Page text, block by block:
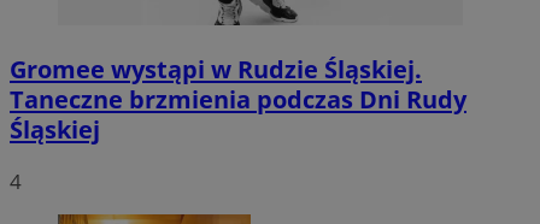
Gromee wystąpi w Rudzie Śląskiej.
Taneczne brzmienia podczas Dni Rudy
Śląskiej
4